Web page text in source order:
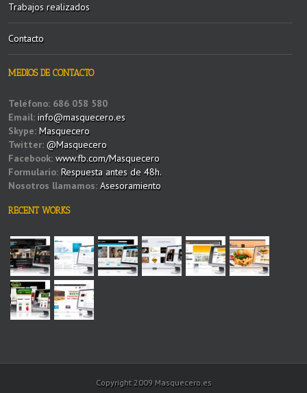
Trabajos realizados
Contacto
MEDIOS DE CONTACTO
Teléfono: 686 058 580
Email: info@masquecero.es
Skype: Masquecero
Twitter: @Masquecero
Facebook: www.fb.com/Masquecero
Formulario: Respuesta antes de 48h.
Nosotros llamamos: Asesoramiento
RECENT WORKS
Copyright 2009 Masquecero.es